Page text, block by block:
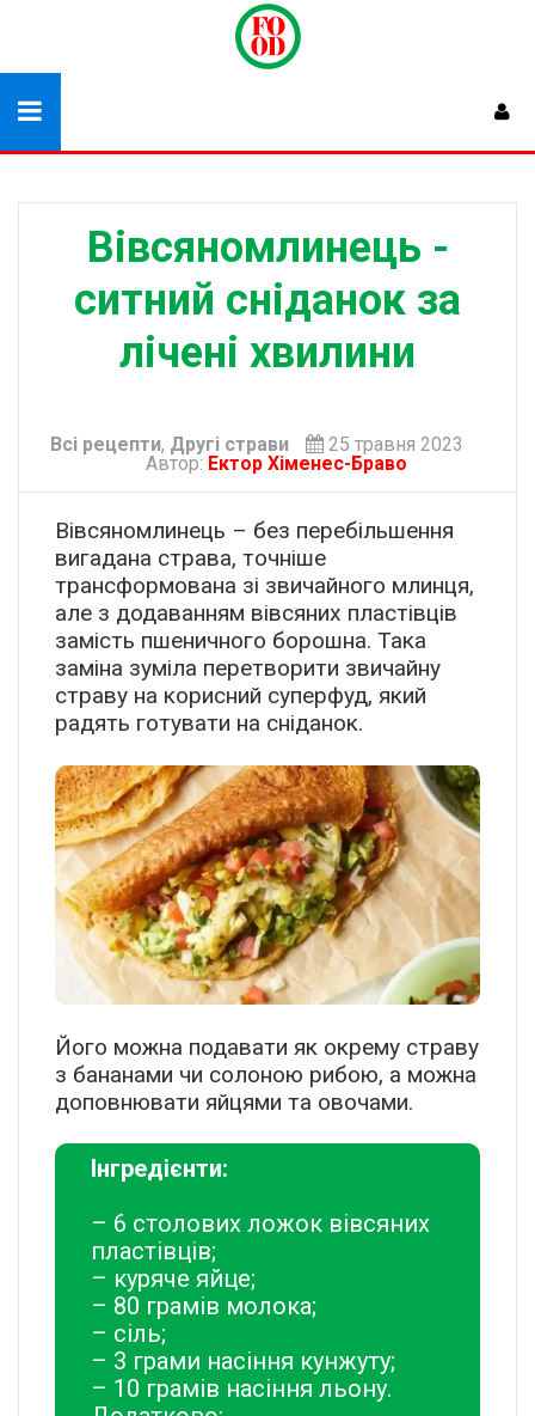
Вівсяномлинець -
ситний сніданок за
лічені хвилини
Всі рецепти, Другі страви
25 травня 2023
Автор: Ектор Хіменес-Браво
Вівсяномлинець – без перебільшення
вигадана страва, точніше
трансформована зі звичайного млинця,
але з додаванням вівсяних пластівців
замість пшеничного борошна. Така
заміна зуміла перетворити звичайну
страву на корисний суперфуд, який
радять готувати на сніданок.
Його можна подавати як окрему страву
з бананами чи солоною рибою, а можна
доповнювати яйцями та овочами.
Інгредієнти:
– 6 столових ложок вівсяних
пластівців;
– куряче яйце;
– 80 грамів молока;
– сіль;
– 3 грами насіння кунжуту;
– 10 грамів насіння льону.